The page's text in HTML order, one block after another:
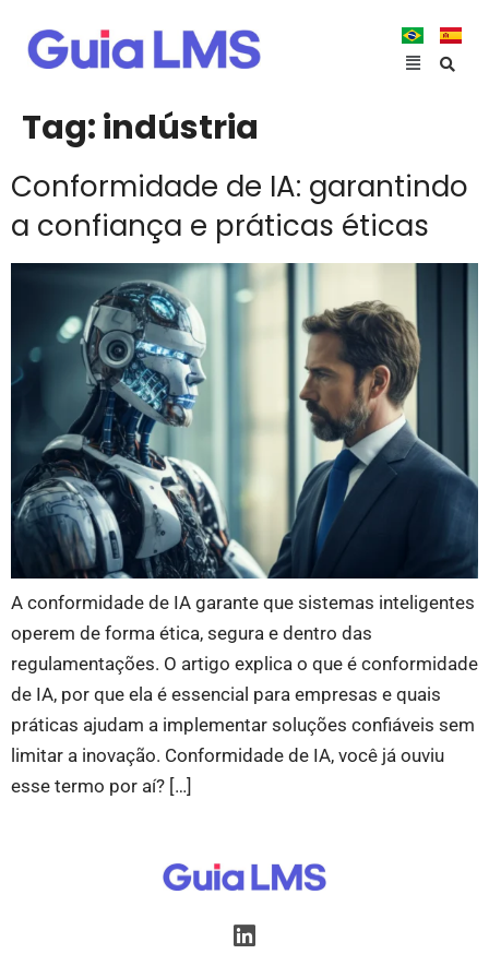
Tag:indústria
Conformidade de IA: garantindo
a confiança e práticas éticas
A conformidade de IA garante que sistemas inteligentes
operem de forma ética, segura e dentro das
regulamentações. O artigo explica o que é conformidade
de IA, por que ela é essencial para empresas e quais
práticas ajudam a implementar soluções confiáveis sem
limitar a inovação. Conformidade de IA, você já ouviu
esse termo por aí? […]